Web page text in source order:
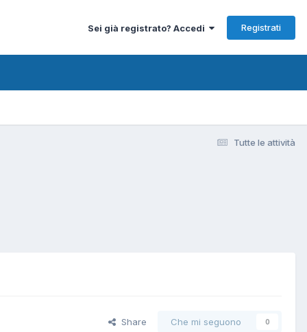
Sei già registrato? Accedi Registrati
Tutte le attività
Share Che mi seguono 0